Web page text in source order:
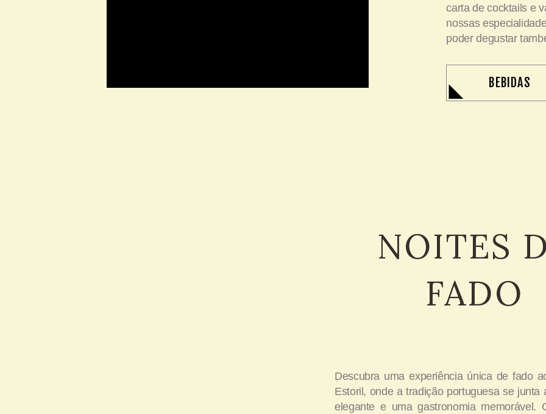
carta de cocktails e
nossas
poder degustar
BEBIDAS
NOITES
FADO
Descubra uma experiência única de fado
Estoril, onde a tradição portuguesa se junta
elegante e uma gastronomia memorável.